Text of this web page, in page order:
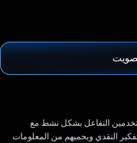
التفاعل بشكل نشط مع
النقدي ويحميهم من المعلومات